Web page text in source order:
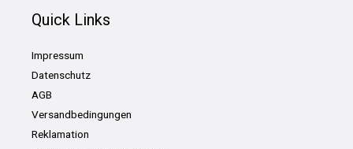
Quick Links
Impressum
Datenschutz
AGB
Versandbedingungen
Reklamation